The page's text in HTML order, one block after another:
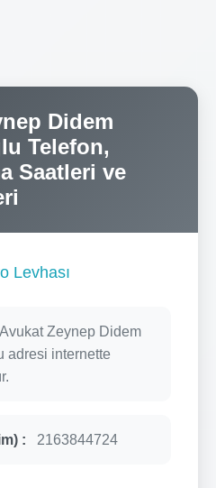
Didem
Telefon,
Saatleri ve
Levhası
Avukat Zeynep Didem
adresi internette
: 2163844724